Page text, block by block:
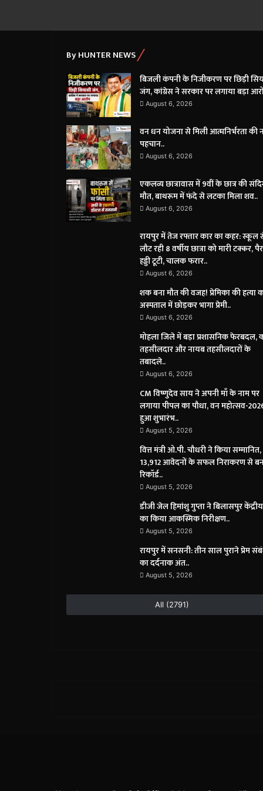
By HUNTER NEWS
बिजली कंपनी के निजीकरण पर छिड़ी
जंग, कांग्रेस ने सरकार पर लगाया बड़ा
August 6, 2026
वन धन योजना से मिली आत्मनिर्भरता की
पहचान..
August 6, 2026
एकलव्य छात्रावास में 9वीं के छात्र की
मौत, बाथरूम में फंदे से लटका मिला शव..
August 6, 2026
रायपुर में तेज रफ्तार कार का कहर: स्कूल
लौट रही 8 वर्षीय छात्रा को मारी टक्कर,
हड्डी टूटी, चालक फरार..
August 6, 2026
शक बना मौत की वजह! प्रेमिका की हत्या
अस्पताल में छोड़कर भागा प्रेमी..
August 6, 2026
मोहला जिले में बड़ा प्रशासनिक फेरबदल,
तहसीलदार और नायब तहसीलदारों के
तबादले..
August 6, 2026
CM विष्णुदेव साय ने अपनी माँ के नाम पर
लगाया पीपल का पौधा, वन महोत्सव-
हुआ शुभारंभ..
August 5, 2026
वित्त मंत्री ओ.पी. चौधरी ने किया सम्मानित,
13,912 आवेदनों के सफल निराकरण से
रिकॉर्ड..
August 5, 2026
डीजी जेल हिमांशु गुप्ता ने बिलासपुर
का किया आकस्मिक निरीक्षण..
August 5, 2026
रायपुर में सनसनी: तीन साल पुराने प्रेम
का दर्दनाक अंत..
August 5, 2026
All (2791)